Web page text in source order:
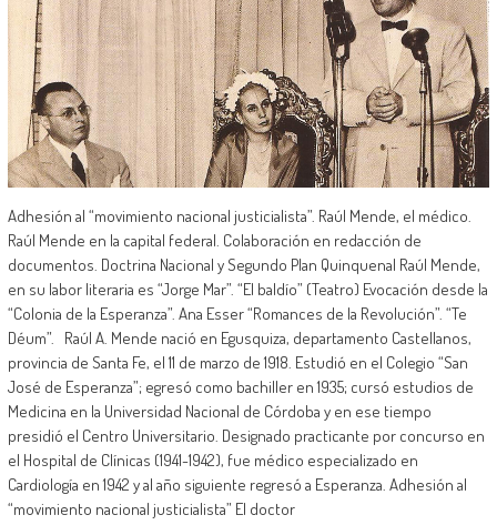
Adhesión al “movimiento nacional justicialista”. Raúl Mende, el médico.
Raúl Mende en la capital federal. Colaboración en redacción de
documentos. Doctrina Nacional y Segundo Plan Quinquenal Raúl Mende,
en su labor literaria es “Jorge Mar”. “El baldío” (Teatro) Evocación desde la
“Colonia de la Esperanza”. Ana Esser “Romances de la Revolución”. “Te
Déum”. Raúl A. Mende nació en Egusquiza, departamento Castellanos,
provincia de Santa Fe, el 11 de marzo de 1918. Estudió en el Colegio “San
José de Esperanza”; egresó como bachiller en 1935; cursó estudios de
Medicina en la Universidad Nacional de Córdoba y en ese tiempo
presidió el Centro Universitario. Designado practicante por concurso en
el Hospital de Clínicas (1941-1942), fue médico especializado en
Cardiología en 1942 y al año siguiente regresó a Esperanza. Adhesión al
“movimiento nacional justicialista” El doctor